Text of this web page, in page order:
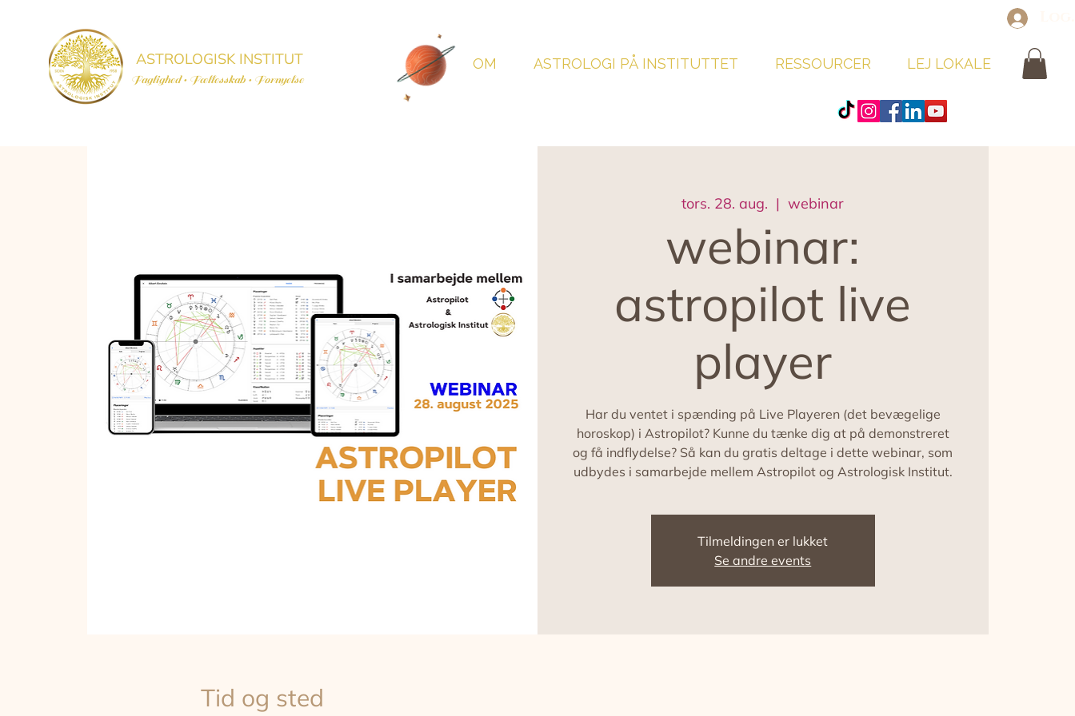
ASTROLOGISK INSTITUT
Faglighed • Fællesskab • Fornyelse
OM ASTROLOGI PÅ INSTITUTTET RESSOURCER LEJ LOKALE
tors. 28. aug.
  |
webinar
webinar:
astropilot live
player
Har du ventet i spænding på Live Playeren (det bevægelige
horoskop) i Astropilot? Kunne du tænke dig at på demonstreret
og få indflydelse? Så kan du gratis deltage i dette webinar, som
udbydes i samarbejde mellem Astropilot og Astrologisk Institut.
Tilmeldingen er lukket
Se andre events
Tid og sted